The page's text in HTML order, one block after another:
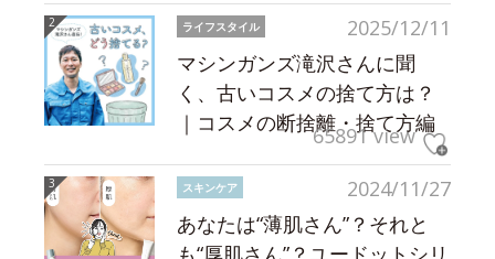
2025/12/11
ライフスタイル
マシンガンズ滝沢さんに聞
く、古いコスメの捨て方は？
｜コスメの断捨離・捨て方編
65891 view
2024/11/27
スキンケア
あなたは“薄肌さん”？それと
も“厚肌さん”？ユードットシリ